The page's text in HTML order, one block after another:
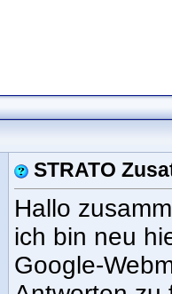
STRATO
Hallo
ich bin neu
Google-